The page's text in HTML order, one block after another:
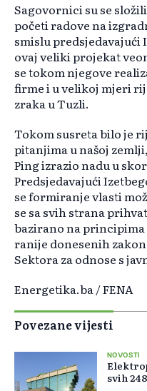
Sagovornici su se
početi radove na
smislu predsjedavajući
ovaj veliki projekat
se tokom njegove
firme i u velikoj mjeri
zraka u Tuzli.
Tokom susreta bilo je
pitanjima u našoj
Ping izrazio nadu u
Predsjedavajući
se formiranje vlasti
se sa svih strana
bazirano na
ranije donesenih
Sektora za odnose s
Energetika.ba / FENA
Povezane vijesti
NOVOSTI
svih